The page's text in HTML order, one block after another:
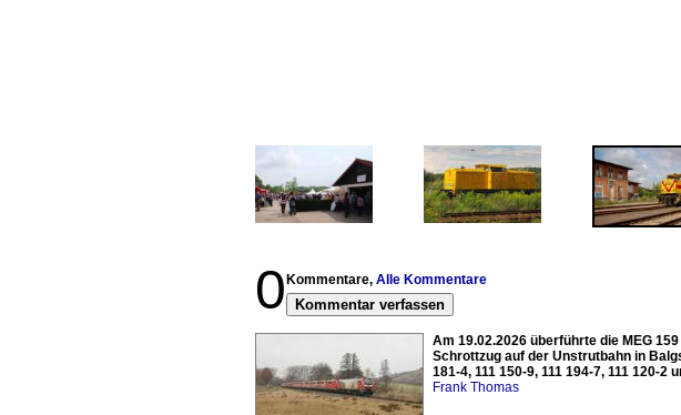
0 Kommentare, Alle Kommentare
Kommentar verfassen
Am 19.02.2026 überführte die MEG
Schrottzug auf der Unstrutbahn in
181-4, 111 150-9, 111 194-7, 111 120-2
Frank Thomas